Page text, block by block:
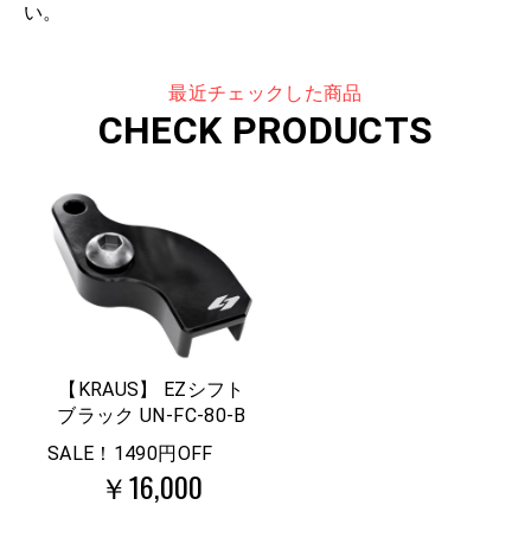
い。
最近チェックした商品
CHECK PRODUCTS
【KRAUS】 EZシフト
ブラック UN-FC-80-B
SALE！1490円OFF
￥16,000